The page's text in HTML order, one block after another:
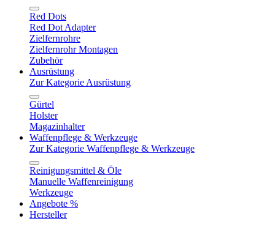
Red Dots
Red Dot Adapter
Zielfernrohre
Zielfernrohr Montagen
Zubehör
Ausrüstung
Zur Kategorie Ausrüstung
Gürtel
Holster
Magazinhalter
Waffenpflege & Werkzeuge
Zur Kategorie Waffenpflege & Werkzeuge
Reinigungsmittel & Öle
Manuelle Waffenreinigung
Werkzeuge
Angebote %
Hersteller